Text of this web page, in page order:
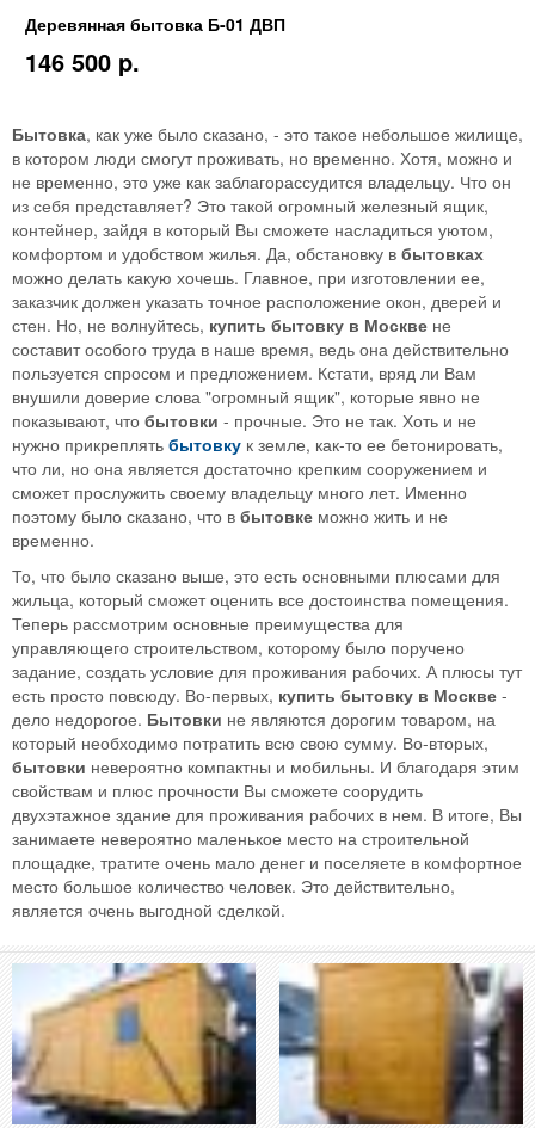
Деревянная бытовка Б-01 ДВП
146 500 p.
Бытовка, как уже было сказано, - это такое небольшое жилище,
в котором люди смогут проживать, но временно. Хотя, можно и
не временно, это уже как заблагорассудится владельцу. Что он
из себя представляет? Это такой огромный железный ящик,
контейнер, зайдя в который Вы сможете насладиться уютом,
комфортом и удобством жилья. Да, обстановку в бытовках
можно делать какую хочешь. Главное, при изготовлении ее,
заказчик должен указать точное расположение окон, дверей и
стен. Но, не волнуйтесь, купить бытовку в Москве не
составит особого труда в наше время, ведь она действительно
пользуется спросом и предложением. Кстати, вряд ли Вам
внушили доверие слова "огромный ящик", которые явно не
показывают, что бытовки - прочные. Это не так. Хоть и не
нужно прикреплять бытовку к земле, как-то ее бетонировать,
что ли, но она является достаточно крепким сооружением и
сможет прослужить своему владельцу много лет. Именно
поэтому было сказано, что в бытовке можно жить и не
временно.
То, что было сказано выше, это есть основными плюсами для
жильца, который сможет оценить все достоинства помещения.
Теперь рассмотрим основные преимущества для
управляющего строительством, которому было поручено
задание, создать условие для проживания рабочих. А плюсы тут
есть просто повсюду. Во-первых, купить бытовку в Москве -
дело недорогое. Бытовки не являются дорогим товаром, на
который необходимо потратить всю свою сумму. Во-вторых,
бытовки невероятно компактны и мобильны. И благодаря этим
свойствам и плюс прочности Вы сможете соорудить
двухэтажное здание для проживания рабочих в нем. В итоге, Вы
занимаете невероятно маленькое место на строительной
площадке, тратите очень мало денег и поселяете в комфортное
место большое количество человек. Это действительно,
является очень выгодной сделкой.